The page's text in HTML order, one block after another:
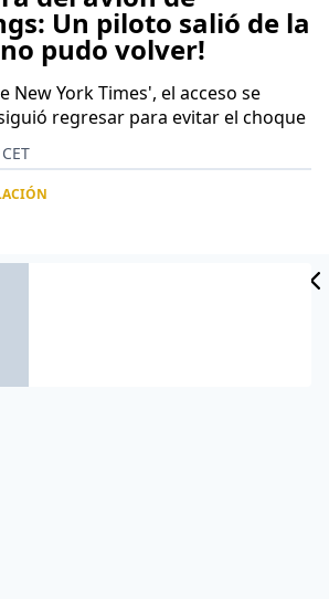
Un piloto salió de la
pudo volver!
New York Times', el acceso se
regresar para evitar el choque
avión de Germanwings salió de
antes del accidente en el que